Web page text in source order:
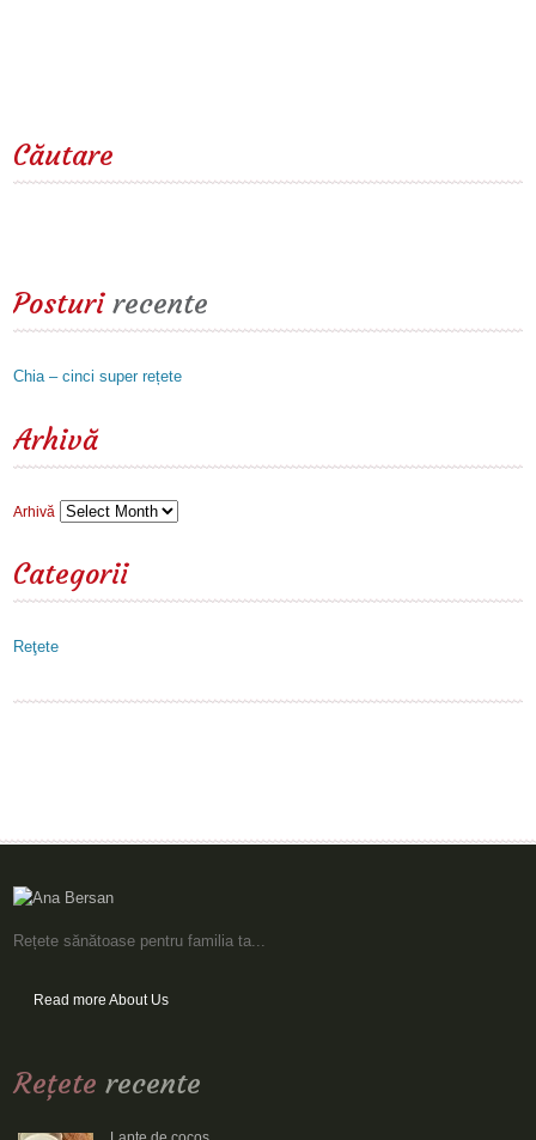
Căutare
Posturirecente
Chia – cinci super rețete
Arhivă
Arhivă
Categorii
Reţete
Rețete sănătoase pentru familia ta...
Read more About Us
Reţete recente